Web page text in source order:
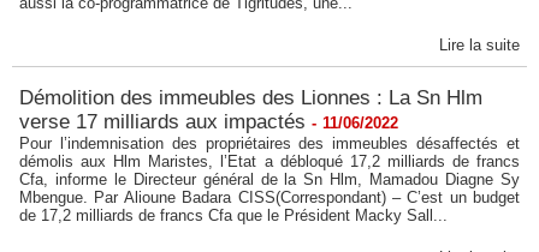
Lire la suite
Démolition des immeubles des Lionnes : La Sn Hlm
verse 17 milliards aux impactés - 11/06/2022
Pour l’indemnisation des propriétaires des immeubles désaffectés et
démolis aux Hlm Maristes, l’Etat a débloqué 17,2 milliards de francs
Cfa, informe le Directeur général de la Sn Hlm, Mamadou Diagne Sy
Mbengue. Par Alioune Badara CISS(Correspondant) – C’est un budget
de 17,2 milliards de francs Cfa que le Président Macky Sall...